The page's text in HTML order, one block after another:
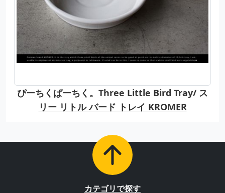
ぴーちくぱーちく。Three Little Bird Tray/ ス
リー リトル バード トレイ KROMER
カテゴリで探す